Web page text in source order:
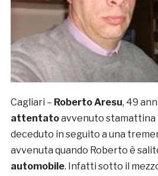
Cagliari – Roberto Aresu, 49
attentatoavvenuto stamattina
deceduto in seguito a una
avvenuta quando Roberto è
automobile. Infatti sotto il